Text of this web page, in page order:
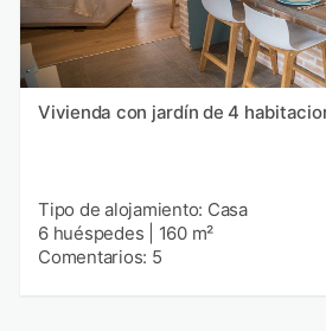
Vivienda con jardín de 4
Tipo de alojamiento: Casa
6 huéspedes
160 m²
Comentarios: 5